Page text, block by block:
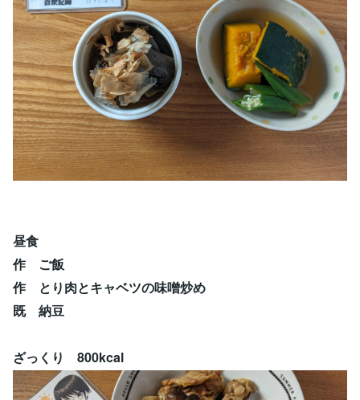
昼食
作 ご飯
作 とり肉とキャベツの味噌炒め
既 納豆
ざっくり 800kcal